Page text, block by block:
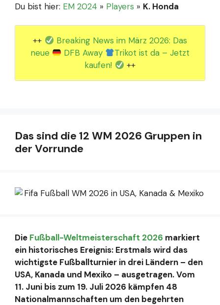
Du bist hier: EM 2024 » Players » K. Honda
++
Breaking News im März 2026: Das
neue
DFB Away
Trikot ist da – Jetzt
kaufen!
++
Das sind die 12 WM 2026 Gruppen in
der Vorrunde
Die Fußball-Weltmeisterschaft 2026 markiert
ein historisches Ereignis: Erstmals wird das
wichtigste Fußballturnier in drei Ländern – den
USA, Kanada und Mexiko – ausgetragen. Vom
11. Juni bis zum 19. Juli 2026 kämpfen 48
Nationalmannschaften um den begehrten